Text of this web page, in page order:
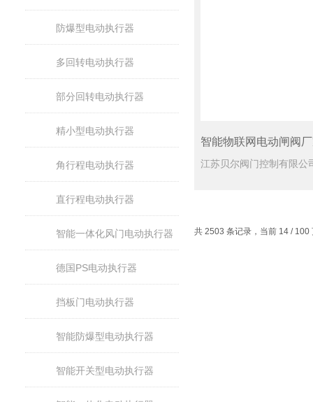
防爆型电动执行器
多回转电动执行器
部分回转电动执行器
精小型电动执行器
角行程电动执行器
直行程电动执行器
智能一体化风门电动执行器
德国PS电动执行器
挡板门电动执行器
智能防爆型电动执行器
智能开关型电动执行器
智能物联网电动闸阀
共 2503 条记录，当前 14 /